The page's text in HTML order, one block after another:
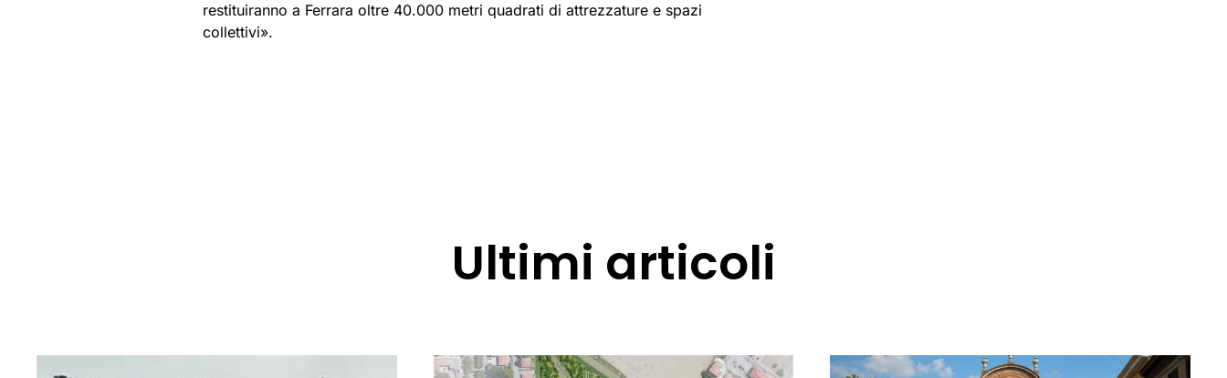
restituiranno a Ferrara oltre 40.000 metri quadrati di attrezzature e spazi
collettivi».
Ultimi articoli